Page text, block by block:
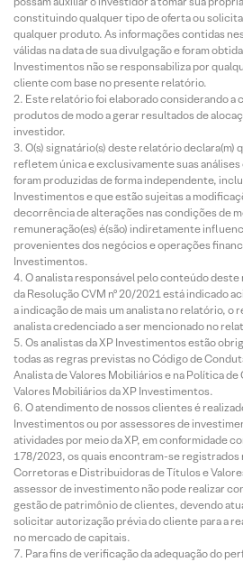
constituindo qualquer tipo de oferta ou
qualquer produto. As informações contidas
válidas na data de sua divulgação e foram
Investimentos não se responsabiliza por
cliente com base no presente relatório.
Este relatório foi elaborado considerando a
produtos de modo a gerar resultados de
investidor.
O(s) signatário(s) deste relatório declara(m)
refletem única e exclusivamente suas
foram produzidas de forma independente,
Investimentos e que estão sujeitas a
decorrência de alterações nas condições de
remuneração(es) é(são) indiretamente
provenientes dos negócios e operações
Investimentos.
O analista responsável pelo conteúdo
da Resolução CVM nº 20/2021 está indicado
a indicação de mais um analista no relatório, o
analista credenciado a ser mencionado no
Os analistas da XP Investimentos estão
todas as regras previstas no Código de
Analista de Valores Mobiliários e na Política
Valores Mobiliários da XP Investimentos.
O atendimento de nossos clientes é
Investimentos ou por assessores de
atividades por meio da XP, em conformidade
178/2023, os quais encontram-se registrados
Corretoras e Distribuidoras de Títulos e
assessor de investimento não pode realizar
gestão de patrimônio de clientes, devendo
solicitar autorização prévia do cliente para a
no mercado de capitais.
Para fins de verificação da adequação do